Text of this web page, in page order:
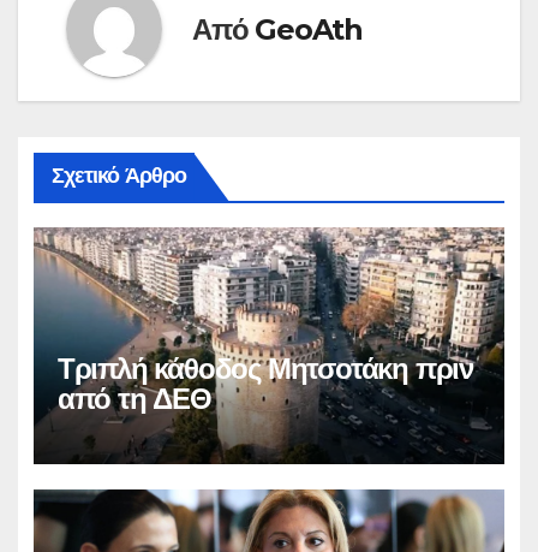
Από GeoAth
Σχετικό Άρθρο
Τριπλή κάθοδος Μητσοτάκη πριν
από τη ΔΕΘ